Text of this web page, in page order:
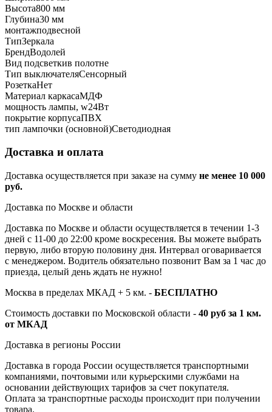
Высота800 мм
Глубина30 мм
монтажподвесной
ТипЗеркала
БрендВодолей
Вид подсветкив полотне
Тип выключателяСенсорный
РозеткаНет
Материал каркасаМДФ
мощность лампы, w24Вт
покрытие корпусаПВХ
тип лампочки (основной)Светодиодная
Доставка и оплата
Доставка осуществляется при заказе на сумму не менее 10 000
руб.
Доставка по Москве и области
Доставка по Москве и области осуществляется в течении 1-3
дней с 11-00 до 22:00 кроме воскресения. Вы можете выбрать
первую, либо вторую половину дня. Интервал оговаривается
с менеджером. Водитель обязательно позвонит Вам за 1 час до
приезда, целый день ждать не нужно!
Москва в пределах МКАД + 5 км. - БЕСПЛАТНО
Стоимость доставки по Московской области - 40 руб за 1 км.
от МКАД
Доставка в регионы России
Доставка в города России осуществляется транспортными
компаниями, почтовыми или курьерскими службами на
основании действующих тарифов за счет покупателя.
Оплата за транспортные расходы происходит при получении
товара.